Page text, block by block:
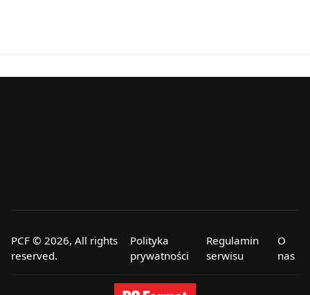
PCF © 2026, All rights
reserved.
Polityka
prywatności
Regulamin
serwisu
O
nas